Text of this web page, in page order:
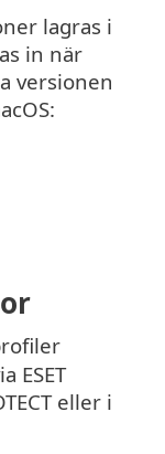
lagras i
in när
versionen
ESET
eller i